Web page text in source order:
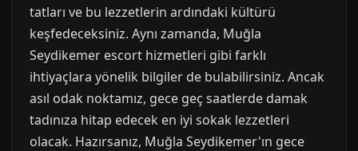
tatları ve bu lezzetlerin ardındaki kültürü
keşfedeceksiniz. Aynı zamanda, Muğla
Seydikemer escort hizmetleri gibi farklı
ihtiyaçlara yönelik bilgiler de bulabilirsiniz. Ancak
asıl odak noktamız, gece geç saatlerde damak
tadınıza hitap edecek en iyi sokak lezzetleri
olacak. Hazırsanız, Muğla Seydikemer'ın gece